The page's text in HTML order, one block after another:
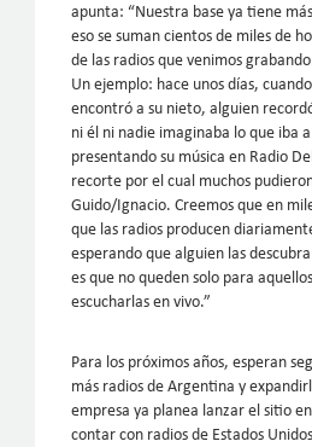
apunta: “Nuestra base ya tiene
eso se suman cientos de miles de
de las radios que venimos
Un ejemplo: hace unos días,
encontró a su nieto, alguien
ni él ni nadie imaginaba lo que iba
presentando su música en Radio
recorte por el cual muchos
Guido/Ignacio. Creemos que en
que las radios producen
esperando que alguien las
es que no queden solo para
escucharlas en vivo.”
Para los próximos años, esperan
más radios de Argentina y
empresa ya planea lanzar el sitio
contar con radios de Estados